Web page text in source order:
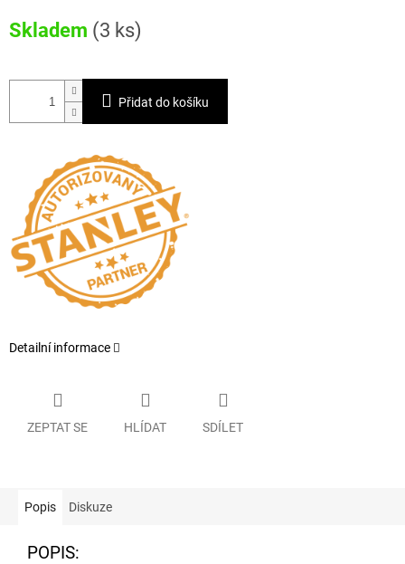
cena:
Skladem (3 ks)
Přidat do košíku
Detailní informace
ZEPTAT SE HLÍDAT SDÍLET
Popis Diskuze
POPIS: